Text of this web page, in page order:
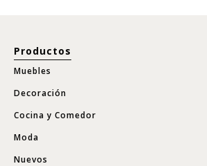
Productos
Muebles
Decoración
Cocina y Comedor
Moda
Nuevos